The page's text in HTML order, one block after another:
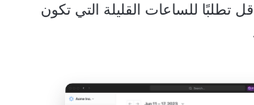
تطلبًا للساعات القليلة التي تكون